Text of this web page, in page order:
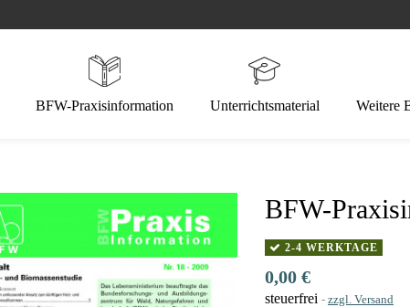
BFW-Praxisinformation Unterrichtsmaterial Weitere
BFW-
2-4 WERKTAGE
0,00 €
steuerfrei zzgl. Versand